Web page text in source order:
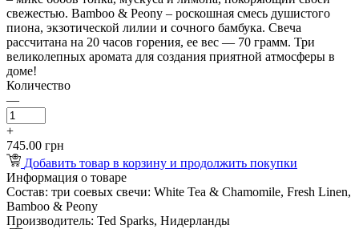
свежестью. Bamboo & Peony – роскошная смесь душистого
пиона, экзотической лилии и сочного бамбука. Свеча
рассчитана на 20 часов горения, ее вес — 70 грамм. Три
великолепных аромата для создания приятной атмосферы в
доме!
Количество
—
+
745.00 грн
Добавить товар в корзину и продолжить покупки
Информация о товаре
Состав: три соевых свечи: White Tea & Chamomile, Fresh Linen,
Bamboo & Peony
Производитель: Ted Sparks, Нидерланды